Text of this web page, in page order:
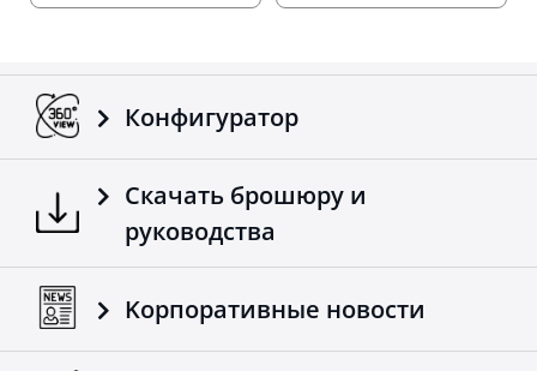
Конфигуратор
Скачать брошюру и
руководства
Kорпоративные новости